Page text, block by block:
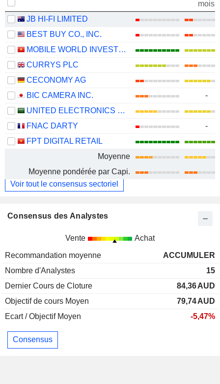
mois
JB HI-FI LIMITED
BEST BUY CO., INC.
MOBILE WORLD INVESTMENT CORPORATION
CURRYS PLC
CECONOMY AG
BIC CAMERA INC.
-
UNITED ELECTRONICS COMPANY
FNAC DARTY
-
FPT DIGITAL RETAIL
Moyenne
Moyenne pondérée par Capi.
Voir tout le consensus sectoriel
Consensus des Analystes
Vente Achat
Recommandation moyenne
ACCUMULER
Nombre d'Analystes
15
Dernier Cours de Cloture
84,36AUD
Objectif de cours Moyen
79,74AUD
Ecart / Objectif Moyen
-5,47%
Consensus